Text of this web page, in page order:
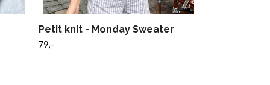
Petit knit - Monday Sweater
79,-